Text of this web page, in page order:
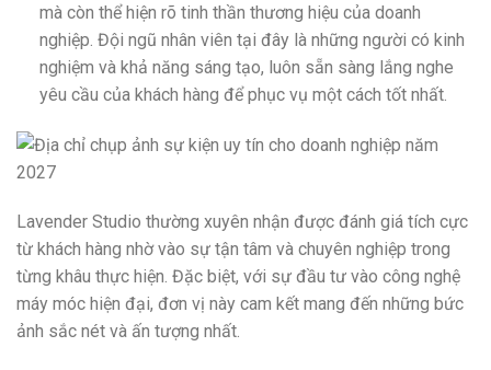
mà còn thể hiện rõ tinh thần thương hiệu của doanh
nghiệp. Đội ngũ nhân viên tại đây là những người có kinh
nghiệm và khả năng sáng tạo, luôn sẵn sàng lắng nghe
yêu cầu của khách hàng để phục vụ một cách tốt nhất.
Lavender Studio thường xuyên nhận được đánh giá tích cực
từ khách hàng nhờ vào sự tận tâm và chuyên nghiệp trong
từng khâu thực hiện. Đặc biệt, với sự đầu tư vào công nghệ
máy móc hiện đại, đơn vị này cam kết mang đến những bức
ảnh sắc nét và ấn tượng nhất.